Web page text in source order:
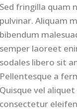
Sed fringilla quam
pulvinar. Aliquam
bibendum
semper laoreet
sodales libero sit
Pellentesque a
Quisque vel
consectetur